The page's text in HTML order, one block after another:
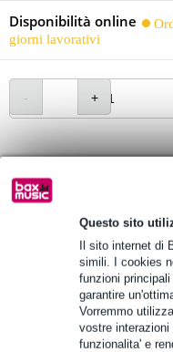
Questo sito
Il sito internet di
simili. I cookies
funzioni
garantire
Vorremmo
vostre
funzionalita' e
Disponibilità online
giorni lavorativi
1.250 marchi leader
Informazioni sul
tipo di altoparlante:
diametro nominale: 2,8
diaframma: plastica (Mylar)